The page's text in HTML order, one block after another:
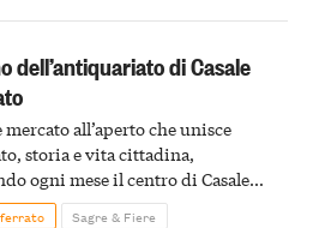
dell’antiquariato di Casale
all’aperto che unisce
storia e vita cittadina,
ogni mese il centro di Casale
in un luogo di scoperta e racconto
Sagre & Fiere